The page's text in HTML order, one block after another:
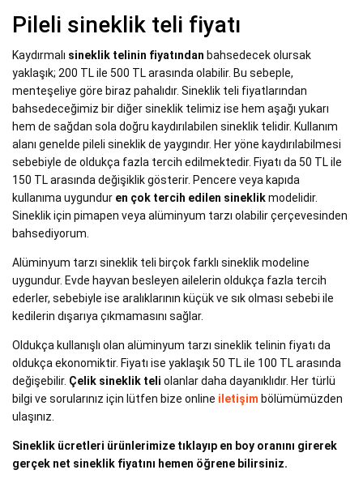
Pileli sineklik teli fiyatı
Kaydırmalı sineklik telinin fiyatından bahsedecek olursak
yaklaşık; 200 TL ile 500 TL arasında olabilir. Bu sebeple,
menteşeliye göre biraz pahalıdır. Sineklik teli fiyatlarından
bahsedeceğimiz bir diğer sineklik telimiz ise hem aşağı yukarı
hem de sağdan sola doğru kaydırılabilen sineklik telidir. Kullanım
alanı genelde pileli sineklik de yaygındır. Her yöne kaydırılabilmesi
sebebiyle de oldukça fazla tercih edilmektedir. Fiyatı da 50 TL ile
150 TL arasında değişiklik gösterir. Pencere veya kapıda
kullanıma uygundur en çok tercih edilen sineklikmodelidir.
Sineklik için pimapen veya alüminyum tarzı olabilir çerçevesinden
bahsediyorum.
Alüminyum tarzı sineklik teli birçok farklı sineklik modeline
uygundur. Evde hayvan besleyen ailelerin oldukça fazla tercih
ederler, sebebiyle ise aralıklarının küçük ve sık olması sebebi ile
kedilerin dışarıya çıkmamasını sağlar.
Oldukça kullanışlı olan alüminyum tarzı sineklik telinin fiyatı da
oldukça ekonomiktir. Fiyatı ise yaklaşık 50 TL ile 100 TL arasında
değişebilir. Çelik sineklik teli olanlar daha dayanıklıdır. Her türlü
bilgi ve sorularınız için lütfen bize online iletişim bölümümüzden
ulaşınız.
Sineklik ücretleri ürünlerimize tıklayıp en boy oranını girerek
gerçek net sineklik fiyatını hemen öğrene bilirsiniz.